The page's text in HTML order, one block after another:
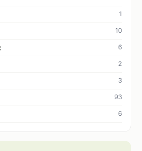
1
10
6
2
3
93
6